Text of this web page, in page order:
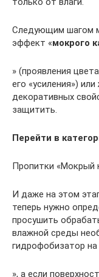
Следующим шагом
эффект «мокрого
» (проявления
его «усиления»)
декоративных
защитить.
Перейти в
Пропитки «Мокрый
И даже на этом
теперь нужно
просушить
влажной среды
гидрофобизатор на
», а если